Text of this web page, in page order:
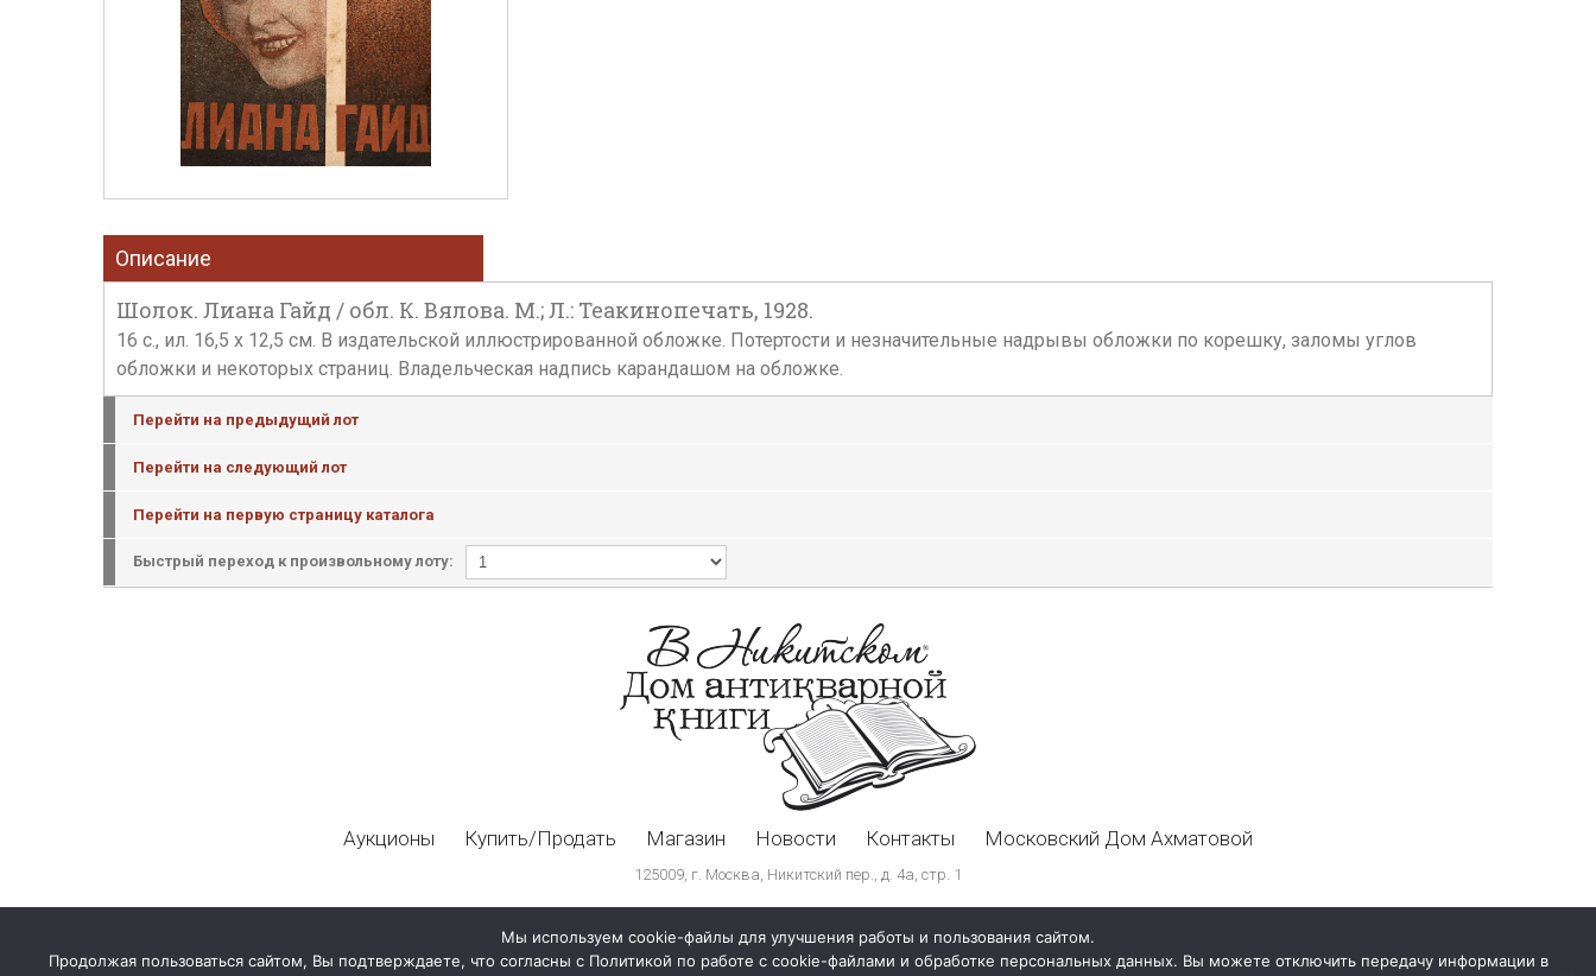
Описание
Шолок. Лиана Гайд / обл. К. Вялова. М.; Л.: Теакинопечать, 1928.
16 с., ил. 16,5 х 12,5 см. В издательской иллюстрированной обложке. Потертости и незначительные надрывы обложки по корешку, заломы углов
обложки и некоторых страниц. Владельческая надпись карандашом на обложке.
Перейти на предыдущий лот
Перейти на следующий лот
Перейти на первую страницу каталога
Быстрый переход к произвольному лоту:
Аукционы Купить/Продать Магазин Новости Контакты Московский Дом Ахматовой
125009, г. Москва, Никитский пер., д. 4а, стр. 1
Мы используем cookie-файлы для улучшения работы и пользования сайтом.
Продолжая пользоваться сайтом, Вы подтверждаете, что согласны с Политикой по работе с cookie-файлами и обработке персональных данных. Вы можете отключить передачу информации в